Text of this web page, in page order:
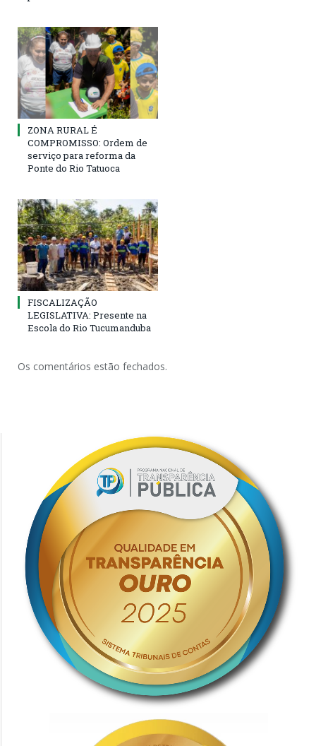
ZONA RURAL É
COMPROMISSO: Ordem de
serviço para reforma da
Ponte do Rio Tatuoca
FISCALIZAÇÃO
LEGISLATIVA: Presente na
Escola do Rio Tucumanduba
Os comentários estão fechados.